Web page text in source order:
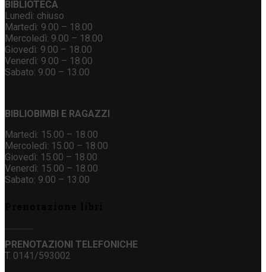
BIBLIOTECA
Lunedì: chiuso
Martedì: 9.00 – 18.00
Mercoledì: 9.00 – 18.00
Giovedì: 9.00 – 18.00
Venerdì: 9.00 – 18.00
Sabato: 9.00 – 13.00
BIBLIOBIMBI E RAGAZZI
Martedì: 15.00 – 18.00
Mercoledì: 15.00 – 18.00
Giovedì: 15.00 – 18.00
Venerdì: 15.00 – 18.00
Sabato: 9.00 – 13.00
PRENOTAZIONI TELEFONICHE
T. 0141/593002